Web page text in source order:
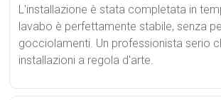
L'installazione è stata completata in
lavabo è perfettamente stabile, senza
gocciolamenti. Un professionista serio
installazioni a regola d'arte.